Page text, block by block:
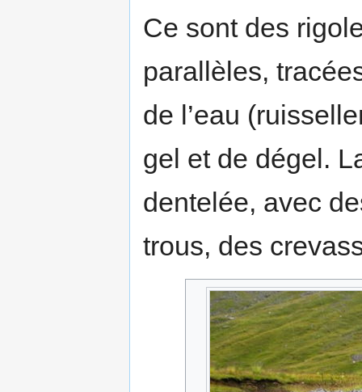
Ce sont des
parallèles,
de l’eau
gel et de dégel.
dentelée, avec
trous, des